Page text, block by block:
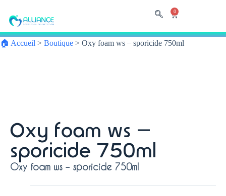
0
🏠 Accueil > Boutique > Oxy foam ws – sporicide 750ml
Oxy foam ws –
sporicide 750ml
Oxy foam ws – sporicide 750ml